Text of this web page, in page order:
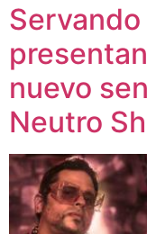
presentan
nuevo
Neutro